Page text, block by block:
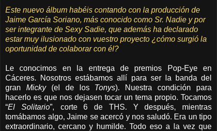
Este nuevo álbum habéis contando con la producción de
Jaime García Soriano, más conocido como Sr. Nadie y por
ser integrante de Sexy Sadie, que además ha declarado
estar muy ilusionado con vuestro proyecto ¿cómo surgió la
oportunidad de colaborar con él?
Le conocimos en la entrega de premios Pop-Eye en
Cáceres. Nosotros estábamos allí para ser la banda del
gran Micky(el de los Tonys). Nuestra condición para
hacerlo es que nos dejasen tocar un tema propio. Tocamos
“El Solitario”, corte 6 de THS. Y después, mientras
tomábamos algo, Jaime se acercó y nos saludó. Era un tipo
extraordinario, cercano y humilde. Todo eso a la vez que